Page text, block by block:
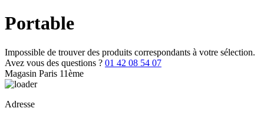
Portable
Impossible de trouver des produits correspondants à votre sélection.
Avez vous des questions ? 01 42 08 54 07
Magasin Paris 11ème
Adresse